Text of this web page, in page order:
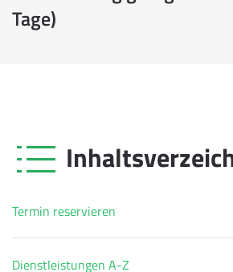
Tage)
Termin reservieren
Dienstleistungen A-Z